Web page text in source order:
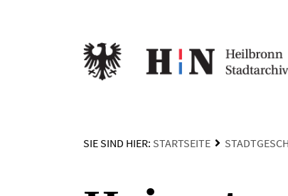
SIE SIND HIER: STARTSEITE